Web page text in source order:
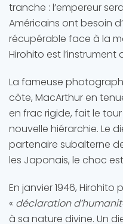
tranche : l’empereur
Américains ont besoin
récupérable face à la
Hirohito est
La fameuse
côte, MacArthur en
en frac rigide, fait le
nouvelle hiérarchie. Le
partenaire subalterne
les Japonais, le choc
En janvier 1946,
« déclaration
à sa nature divine. Un